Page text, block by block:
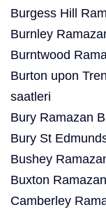
Burgess Hill
Burnley
Burntwood
Burton upon
saatleri
Bury Ramazan
Bury St
Bushey
Buxton
Camberley